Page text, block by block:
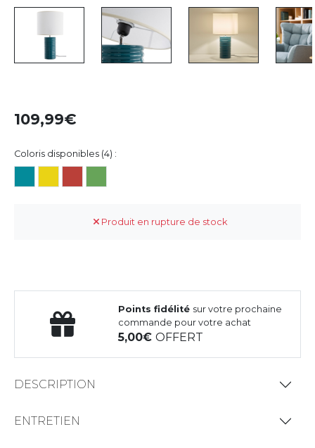
109,99
Coloris disponibles (4) :
Produit en rupture de stock
Points fidélité sur votre prochaine
commande pour votre achat
5,00OFFERT
DESCRIPTION
ENTRETIEN